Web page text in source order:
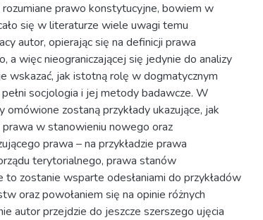
prawo konstytucyjne, bowiem w
się w literaturze wiele uwagi temu
autor, opierając się na definicji prawa
a więc nieograniczającej się jedynie do analizy
wskazać, jak istotną rolę w dogmatycznym
socjologia i jej metody badawcze. W
zostaną przykłady ukazujące, jak
w stanowieniu nowego oraz
prawa – na przykładzie prawa
terytorialnego, prawa stanów
to zostanie wsparte odesłaniami do przykładów
oraz powołaniem się na opinie różnych
autor przejdzie do jeszcze szerszego ujęcia